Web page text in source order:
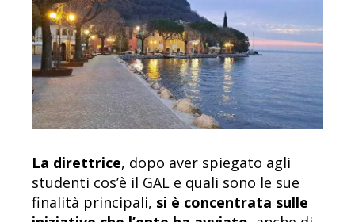
La direttrice, dopo aver spiegato agli
studenti cos’è il GAL e quali sono le sue
finalità principali, si è concentrata sulle